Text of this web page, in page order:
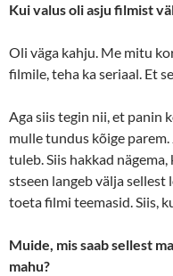
Kui valus oli asju filmist
Oli väga kahju. Me mitu
filmile, teha ka seriaal. Et
Aga siis tegin nii, et panin
mulle tundus kõige
tuleb. Siis hakkad
stseen langeb välja sellest
toeta filmi teemasid. Siis,
Muide, mis saab sellest
mahu?